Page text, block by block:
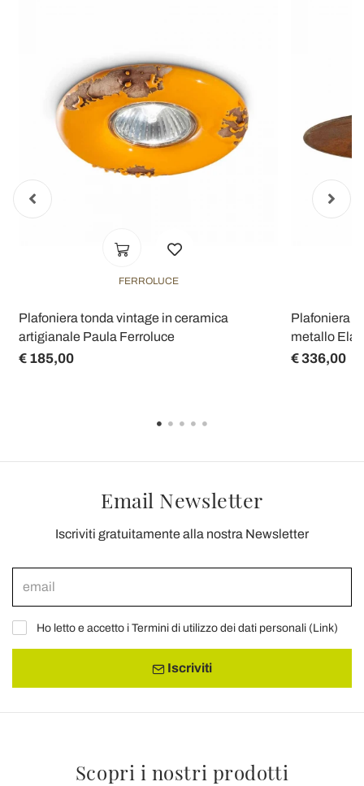
FERROLUCE
Plafoniera tonda vintage in ceramica
artigianale Paula Ferroluce
€ 185,00
Plafoniera
metallo
€ 336,00
Email Newsletter
Iscriviti gratuitamente alla nostra Newsletter
Ho letto e accetto i Termini di utilizzo dei dati personali (Link)
Iscriviti
Scopri i nostri prodotti